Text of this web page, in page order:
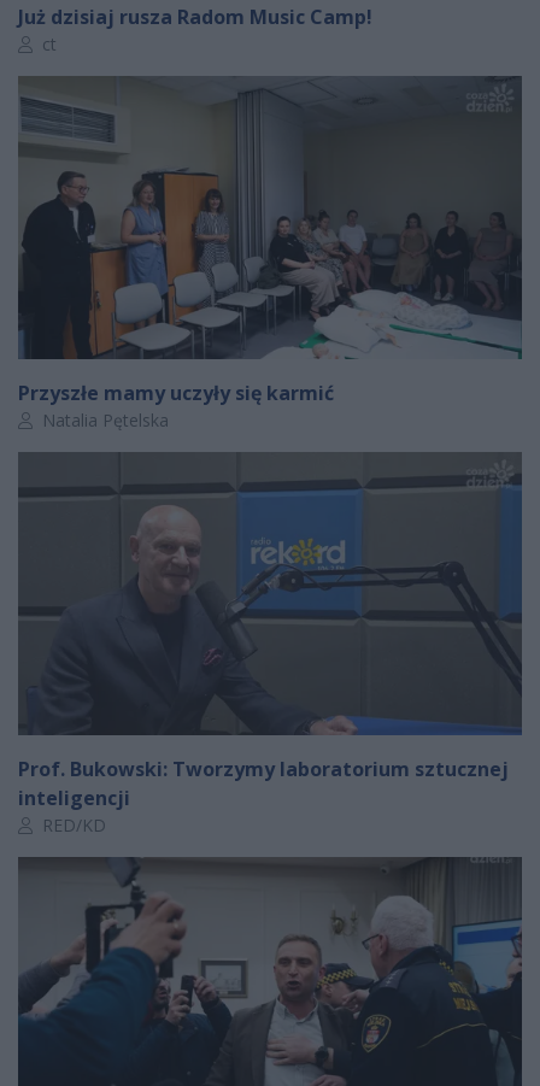
Już dzisiaj rusza Radom Music Camp!
Autor artykułu:
ct
Przyszłe mamy uczyły się karmić
Autor artykułu:
Natalia Pętelska
Prof. Bukowski: Tworzymy laboratorium sztucznej
inteligencji
Autor artykułu:
RED/KD